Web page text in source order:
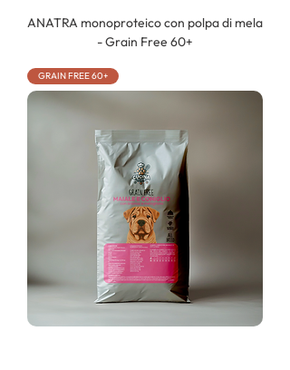
ANATRA monoproteico con polpa di mela
- Grain Free 60+
GRAIN FREE 60+